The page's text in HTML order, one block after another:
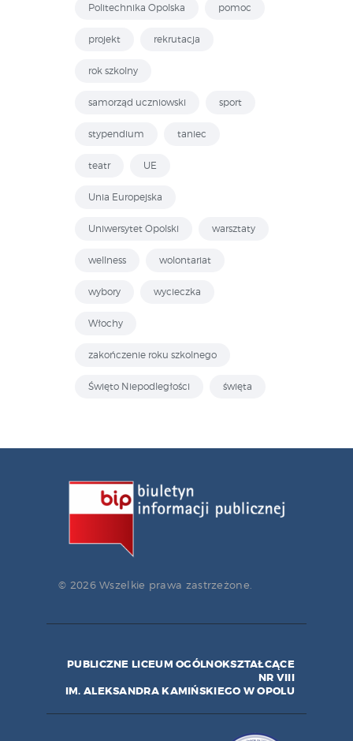
Politechnika Opolska pomoc
projekt rekrutacja
rok szkolny
samorząd uczniowski sport
stypendium taniec
teatr UE
Unia Europejska
Uniwersytet Opolski warsztaty
wellness wolontariat
wybory wycieczka
Włochy
zakończenie roku szkolnego
Święto Niepodległości święta
© 2026 Wszelkie prawa zastrzeżone.
PUBLICZNE LICEUM OGÓLNOKSZTAŁCĄCE
NR VIII
IM. ALEKSANDRA KAMIŃSKIEGO W OPOLU